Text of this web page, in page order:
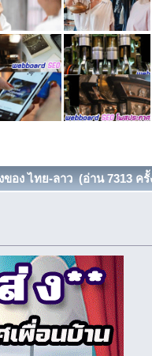
อง ไทย-ลาว (อ่าน 7313 ครั้